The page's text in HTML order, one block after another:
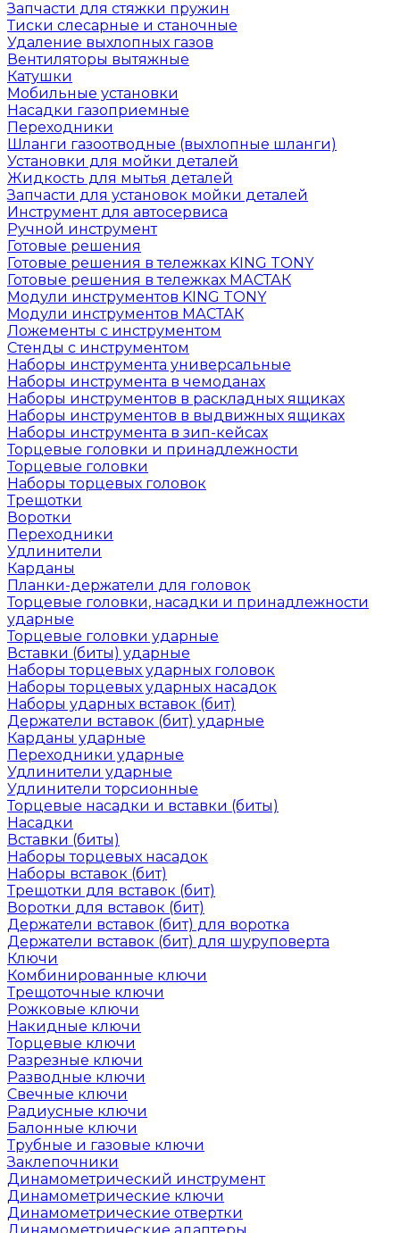
Запчасти для стяжки пружин
Тиски слесарные и станочные
Удаление выхлопных газов
Вентиляторы вытяжные
Катушки
Мобильные установки
Насадки газоприемные
Переходники
Шланги газоотводные (выхлопные шланги)
Установки для мойки деталей
Жидкость для мытья деталей
Запчасти для установок мойки деталей
Инструмент для автосервиса
Ручной инструмент
Готовые решения
Готовые решения в тележках KING TONY
Готовые решения в тележках МАСТАК
Модули инструментов KING TONY
Модули инструментов МАСТАК
Ложементы с инструментом
Стенды с инструментом
Наборы инструмента универсальные
Наборы инструмента в чемоданах
Наборы инструментов в раскладных ящиках
Наборы инструментов в выдвижных ящиках
Наборы инструмента в зип-кейсах
Торцевые головки и принадлежности
Торцевые головки
Наборы торцевых головок
Трещотки
Воротки
Переходники
Удлинители
Карданы
Планки-держатели для головок
Торцевые головки, насадки и принадлежности
ударные
Торцевые головки ударные
Вставки (биты) ударные
Наборы торцевых ударных головок
Наборы торцевых ударных насадок
Наборы ударных вставок (бит)
Держатели вставок (бит) ударные
Карданы ударные
Переходники ударные
Удлинители ударные
Удлинители торсионные
Торцевые насадки и вставки (биты)
Насадки
Вставки (биты)
Наборы торцевых насадок
Наборы вставок (бит)
Трещотки для вставок (бит)
Воротки для вставок (бит)
Держатели вставок (бит) для воротка
Держатели вставок (бит) для шуруповерта
Ключи
Комбинированные ключи
Трещоточные ключи
Рожковые ключи
Накидные ключи
Торцевые ключи
Разрезные ключи
Разводные ключи
Свечные ключи
Радиусные ключи
Балонные ключи
Трубные и газовые ключи
Заклепочники
Динамометрический инструмент
Динамометрические ключи
Динамометрические отвертки